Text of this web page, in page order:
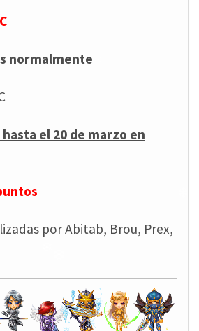
normalmente
el 20 de marzo en
por Abitab, Brou, Prex,
❄
❄